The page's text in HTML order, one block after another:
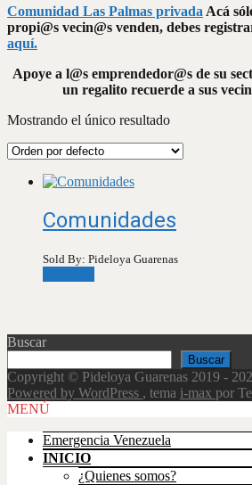
Comunidad Las Palmas privada Acá
propi@s vecin@s venden, debes
aquí.
Apoye a l@s emprendedor@s de su
un regalito recuerde a sus
Mostrando el único resultado
Comunidades
Sold By: Pideloya Guarenas
Buscar
Buscar
Copyright © Pideloya Guarenas 2019 -
Powered by WordPress , tema i-max por
Scroll
MENÚ
Emergencia Venezuela
INICIO
¿Quienes somos?